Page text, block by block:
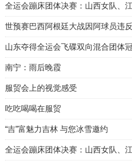
全运会蹦床团体决赛：山西女队、
世预赛巴西阿根廷大战因阿球员违
山东夺得全运会飞碟双向混合团体
南宁：雨后晚霞
服贸会上的视觉感受
吃吃喝喝在服贸
“吉”富魅力吉林 与您冰雪邀约
全运会蹦床团体决赛：山西女队、